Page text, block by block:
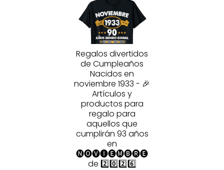
Regalos divertidos
de Cumpleaños
Nacidos en
noviembre 1933 - 🎉
Artículos y
productos para
regalo para
aquellos que
cumplirán 93 años
en
🅝🅞🅥🅘🅔🅜🅑🅡🅔
de 2️⃣0️⃣2️⃣6️⃣